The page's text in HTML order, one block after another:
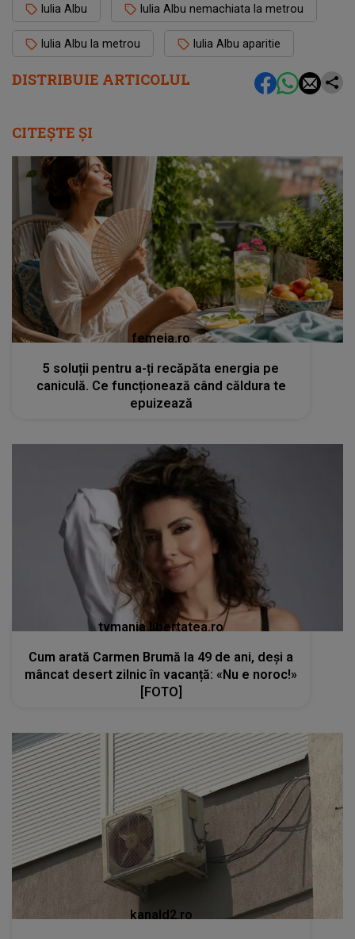
DISTRIBUIE ARTICOLUL
Iulia Albu Iulia Albu nemachiata la metrou
Iulia Albu la metrou Iulia Albu aparitie
CITEȘTE ȘI
femeia.ro
5 soluții pentru a-ți recăpăta energia pe
caniculă. Ce funcționează când căldura te
epuizează
tvmania.libertatea.ro
Cum arată Carmen Brumă la 49 de ani, deși a
mâncat desert zilnic în vacanță: «Nu e noroc!»
[FOTO]
kanald2.ro